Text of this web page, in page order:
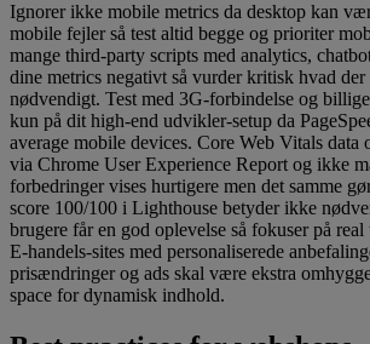
Ignorer ikke mobile metrics da desktop kan
mobile fejler så test altid begge og prioriter
mange third-party scripts med analytics,
dine metrics negativt så vurder kritisk hvad
nødvendigt. Test med 3G-forbindelse og
kun på dit high-end udvikler-setup da
average mobile devices. Core Web Vitals data
via Chrome User Experience Report og ikke
forbedringer vises hurtigere men det samme
score 100/100 i Lighthouse betyder ikke
brugere får en god oplevelse så fokuser på
E-handels-sites med personaliserede
prisændringer og ads skal være ekstra
space for dynamisk indhold.